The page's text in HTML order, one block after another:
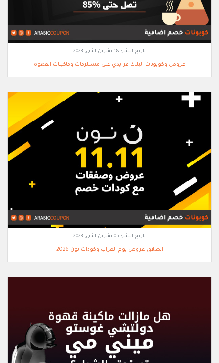
تاريخ النشر: 18 تشرين الثاني, 2023
عروض وكوبونات البلاك فرايدي على مستلزمات وماكينات القهوة
تاريخ النشر: 05 تشرين الثاني, 2023
انطلاق عروض يوم العزاب وكودات نون 2026